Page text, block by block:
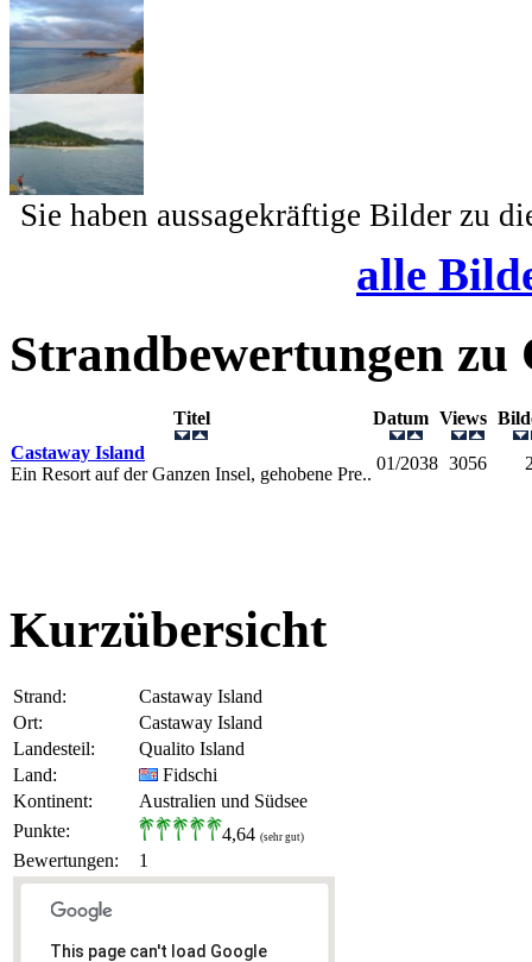
Sie haben aussagekräftige Bilder zu
alle
Strandbewertungen zu
Titel Datum Views
Castaway Island
Ein Resort auf der Ganzen Insel, gehobene Pre..
01/2038 3056
Kurzübersicht
Strand:
Castaway Island
Ort:
Castaway Island
Landesteil:
Qualito Island
Land:
Fidschi
Kontinent:
Australien und Südsee
Punkte:
4,64 (sehr gut)
Bewertungen: 1
This page can't load Google